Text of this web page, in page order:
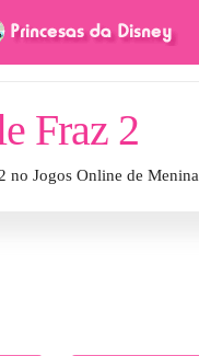
Fraz 2
no Jogos Online de Menina